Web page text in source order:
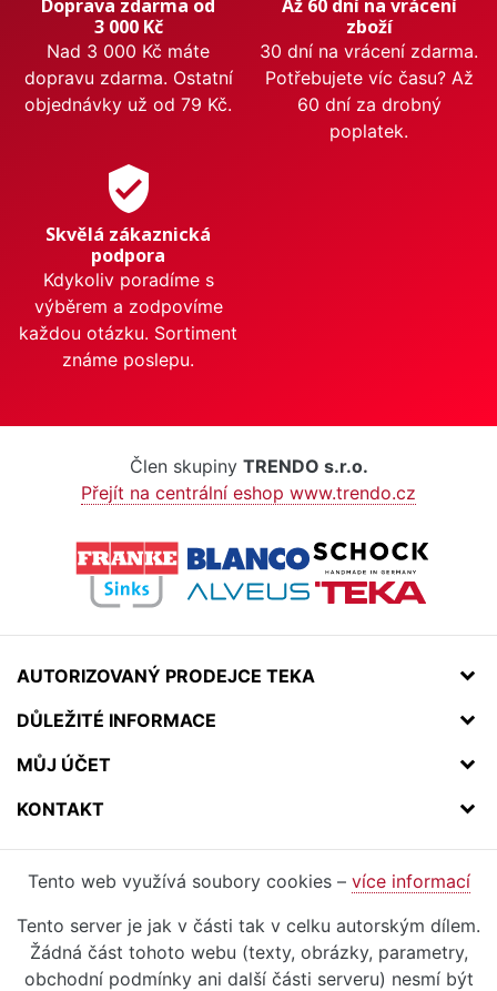
Doprava zdarma od
3 000 Kč
Nad 3 000 Kč máte
dopravu zdarma. Ostatní
objednávky už od 79 Kč.
Až 60 dní na vrácení
zboží
30 dní na vrácení zdarma.
Potřebujete víc času? Až
60 dní za drobný
poplatek.
verified_user
Skvělá zákaznická
podpora
Kdykoliv poradíme s
výběrem a zodpovíme
každou otázku. Sortiment
známe poslepu.
Člen skupiny TRENDO s.r.o.
Přejít na centrální eshop www.trendo.cz
AUTORIZOVANÝ PRODEJCE TEKA
DŮLEŽITÉ INFORMACE
MŮJ ÚČET
KONTAKT
Tento web využívá soubory cookies – více informací
Tento server je jak v části tak v celku autorským dílem.
Žádná část tohoto webu (texty, obrázky, parametry,
obchodní podmínky ani další části serveru) nesmí být